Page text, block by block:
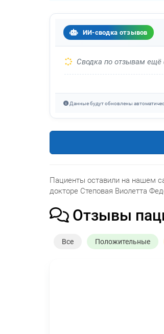
ИИ-сводка отзывов
Сводка по отзывам ещё
Данные будут обновлены
Пациенты оставили на нашем
докторе Степовая Виолетта
Отзывы
Все Положительные